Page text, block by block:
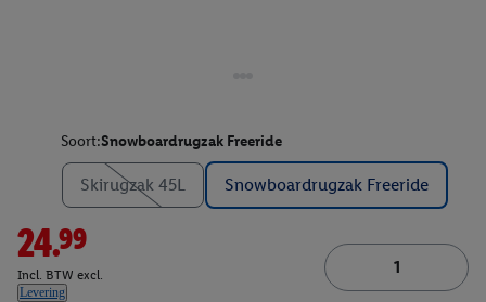
Soort:Snowboardrugzak Freeride
Skirugzak 45L Snowboardrugzak Freeride
24.99
Incl. BTW excl.
Levering